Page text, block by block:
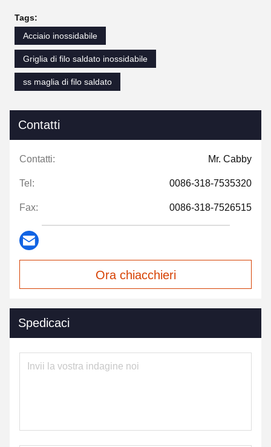
Tags:
Acciaio inossidabile
Griglia di filo saldato inossidabile
ss maglia di filo saldato
Contatti
Contatti: Mr. Cabby
Tel: 0086-318-7535320
Fax: 0086-318-7526515
Ora chiacchieri
Spedicaci